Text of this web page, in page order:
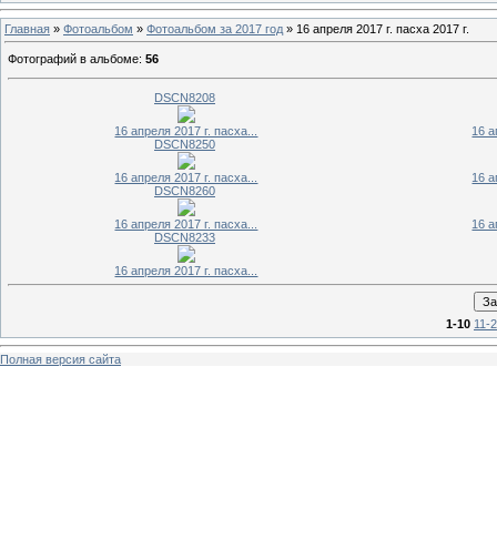
Главная » Фотоальбом » Фотоальбом за 2017 год » 16 апреля 2017 г. пасха 2017 г.
Фотографий в альбоме: 56
DSCN8208
16 апреля 2017 г. пасха...
16
DSCN8250
16 апреля 2017 г. пасха...
16
DSCN8260
16 апреля 2017 г. пасха...
16
DSCN8233
16 апреля 2017 г. пасха...
1-10 11-
Полная версия сайта